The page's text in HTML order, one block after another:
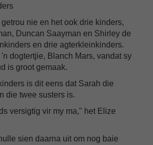
nie en het ook drie kinders,
Duncan Saayman en Shirley de
en drie agterkleinkinders.
dogtertjie, Blanch Mars, vandat sy
is groot gemaak.
is dit eens dat Sarah die
die twee susters is.
versigtig vir my ma," het Elize
sien daarna uit om nog baie